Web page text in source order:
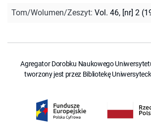
Tom/Wolumen/Zeszyt: Vol. 46, [nr] 2
Agregator Dorobku Naukowego
tworzony jest przez Bibliotekę